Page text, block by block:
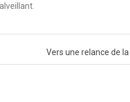
Vers une relance de